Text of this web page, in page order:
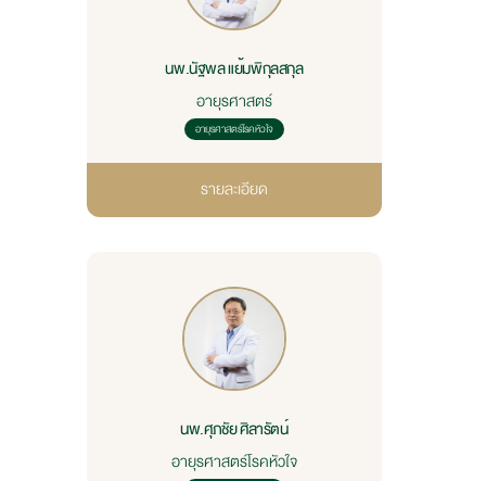
นพ.นัฐพล แย้มพิกุลสกุล
อายุรศาสตร์
อายุรศาสตร์โรคหัวใจ
รายละเอียด
นพ.ศุภชัย ศิลารัตน์
อายุรศาสตร์โรคหัวใจ